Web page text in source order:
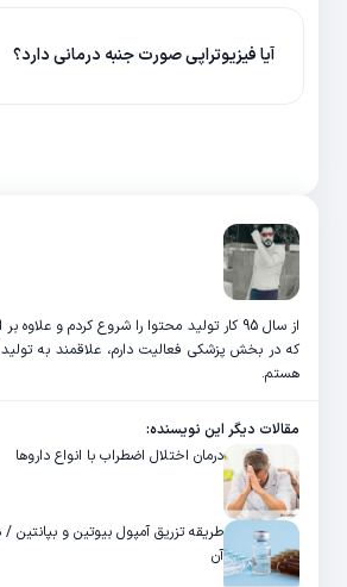
آیا فیزیوتراپی صورت جنبه درمانی دارد؟
که در بخش پزشکی فعالیت دارم، علاقمند به
هستم.
مقالات دیگر این نویسنده:
درمان اختلال اضطراب با انواع داروها
طریقه تزریق آمپول بیوتین و بپانتین
آن